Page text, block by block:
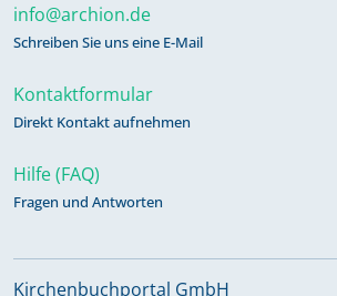
info@archion.de
Schreiben Sie uns eine E-Mail
Kontaktformular
Direkt Kontakt aufnehmen
Hilfe (FAQ)
Fragen und Antworten
Kirchenbuchportal GmbH